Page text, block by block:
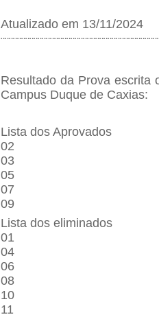
Atualizado em 13/11/2024
Resultado da Prova escrita
Campus Duque de Caxias:
Lista dos Aprovados
02
03
05
07
09
Lista dos eliminados
01
04
06
08
10
11